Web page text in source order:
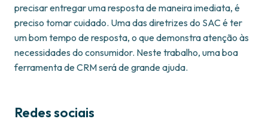
precisar entregar uma resposta de maneira imediata, é
preciso tomar cuidado. Uma das diretrizes do SAC é ter
um bom tempo de resposta, o que demonstra atenção às
necessidades do consumidor. Neste trabalho, uma boa
ferramenta de CRM será de grande ajuda.
Redes sociais